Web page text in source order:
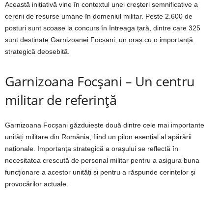
Această inițiativă vine în contextul unei creșteri semnificative a
cererii de resurse umane în domeniul militar. Peste 2.600 de
posturi sunt scoase la concurs în întreaga țară, dintre care 325
sunt destinate Garnizoanei Focșani, un oraș cu o importanță
strategică deosebită.
Garnizoana Focșani – Un centru
militar de referință
Garnizoana Focșani găzduiește două dintre cele mai importante
unități militare din România, fiind un pilon esențial al apărării
naționale. Importanța strategică a orașului se reflectă în
necesitatea crescută de personal militar pentru a asigura buna
funcționare a acestor unități și pentru a răspunde cerințelor și
provocărilor actuale.